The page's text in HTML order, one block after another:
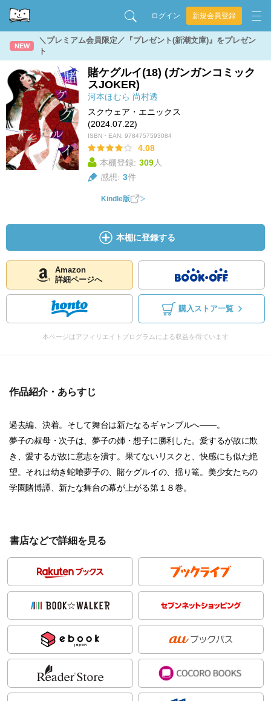
ログイン 新規会員登録
NEW
＼プレミアム会員限定／『プレゼント(新潮文庫)』をプレゼン
ト
賭ケグルイ(18) (ガンガンコミック
スJOKER)
河本ほむら 尚村透
スクウェア・エニックス
(2024.07.22)
ISBN・EAN: 9784757593084
4.08
本棚登録: 309人
感想: 3件
Kindle版
本棚に登録する
Amazon
詳細ページへ
購入ストア一覧
本ページはアフィリエイトプログラムによる収益を得ています
作品紹介・あらすじ
過去編、決着。そして舞台は新たなるギャンブルへ――。
夢子の叔母・次子は、夢子の姉・想子に勝利した。愛するが故に欺
き、愛するが故に意志を潰す。果てないリスクと、快感にも似た絶
望。それは幼き蛇喰夢子の、賭ケグルイの、揺り篭。美少女たちの
学園賭博譚、新たな舞台の幕が上がる第１８巻。
書店などで詳細を見る